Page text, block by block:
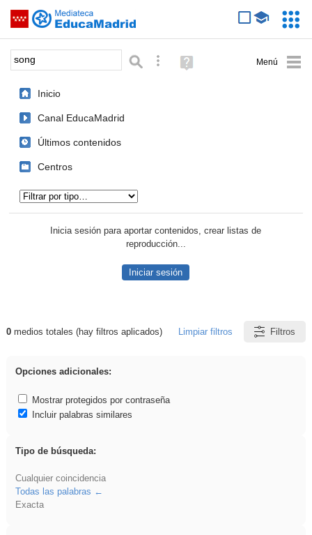
Saltar navegación
Palabra o frase: Búsqueda avanzada
Ayuda
(en
Inicio
Canal EducaMadrid
Últimos contenidos
Centros
Inicia sesión para aportar contenidos, crear listas de
reproducción...
Iniciar sesión
Resultados de: song
0medios totales (hay filtros aplicados) Limpiar filtros Filtros
Opciones adicionales:
Mostrar protegidos por contraseña
Incluir palabras similares
Tipo de búsqueda:
Cualquier coincidencia
Todas las palabras
Exacta